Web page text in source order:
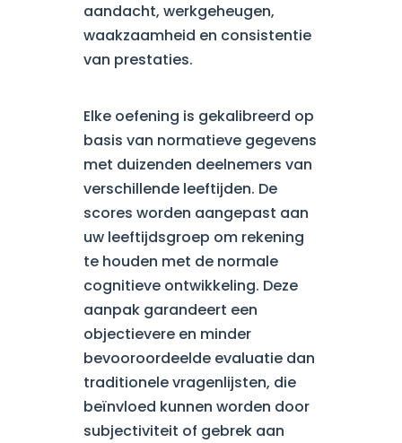
aandacht, werkgeheugen,
waakzaamheid en consistentie
van prestaties.
Elke oefening is gekalibreerd op
basis van normatieve gegevens
met duizenden deelnemers van
verschillende leeftijden. De
scores worden aangepast aan
uw leeftijdsgroep om rekening
te houden met de normale
cognitieve ontwikkeling. Deze
aanpak garandeert een
objectievere en minder
bevooroordeelde evaluatie dan
traditionele vragenlijsten, die
beïnvloed kunnen worden door
subjectiviteit of gebrek aan